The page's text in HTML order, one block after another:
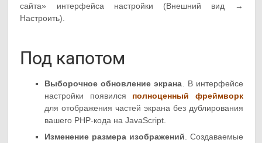
сайта» интерфейса настройки (Внешний вид →
Настроить).
Под капотом
Выборочное обновление экрана . В интерфейсе
настройки появился полноценный фреймворк
для отображения частей экрана без дублирования
вашего PHP-кода на JavaScript.
Изменение размера изображений . Создаваемые